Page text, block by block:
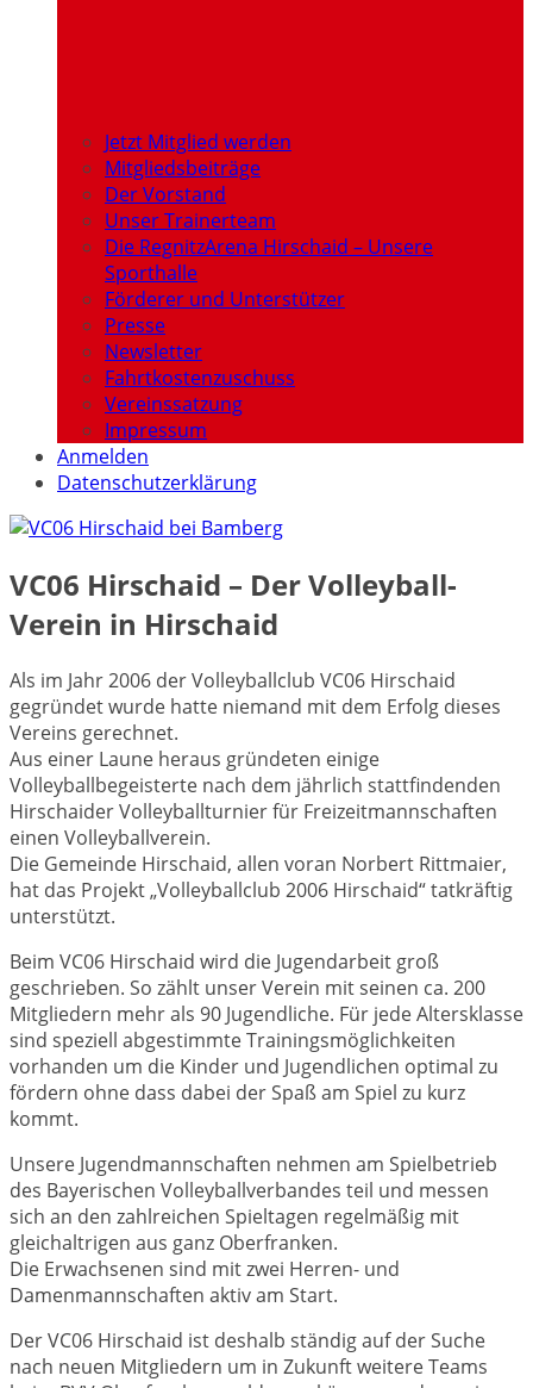
Jetzt Mitglied werden
Mitgliedsbeiträge
Der Vorstand
Unser Trainerteam
Die RegnitzArena Hirschaid – Unsere
Sporthalle
Förderer und Unterstützer
Presse
Newsletter
Fahrtkostenzuschuss
Vereinssatzung
Impressum
Anmelden
Datenschutzerklärung
VC06 Hirschaid – Der Volleyball-
Verein in Hirschaid
Als im Jahr 2006 der Volleyballclub VC06 Hirschaid
gegründet wurde hatte niemand mit dem Erfolg dieses
Vereins gerechnet.
Aus einer Laune heraus gründeten einige
Volleyballbegeisterte nach dem jährlich stattfindenden
Hirschaider Volleyballturnier für Freizeitmannschaften
einen Volleyballverein.
Die Gemeinde Hirschaid, allen voran Norbert Rittmaier,
hat das Projekt „Volleyballclub 2006 Hirschaid“ tatkräftig
unterstützt.
Beim VC06 Hirschaid wird die Jugendarbeit groß
geschrieben. So zählt unser Verein mit seinen ca. 200
Mitgliedern mehr als 90 Jugendliche. Für jede Altersklasse
sind speziell abgestimmte Trainingsmöglichkeiten
vorhanden um die Kinder und Jugendlichen optimal zu
fördern ohne dass dabei der Spaß am Spiel zu kurz
kommt.
Unsere Jugendmannschaften nehmen am Spielbetrieb
des Bayerischen Volleyballverbandes teil und messen
sich an den zahlreichen Spieltagen regelmäßig mit
gleichaltrigen aus ganz Oberfranken.
Die Erwachsenen sind mit zwei Herren- und
Damenmannschaften aktiv am Start.
Der VC06 Hirschaid ist deshalb ständig auf der Suche
nach neuen Mitgliedern um in Zukunft weitere Teams